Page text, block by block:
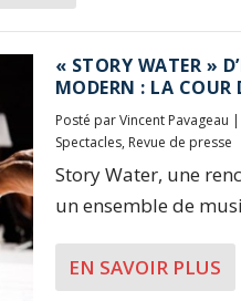
« STORY WATER »
MODERN : LA COUR
Posté parVincent Pavageau |
Spectacles, Revue de presse
Story Water, une
un ensemble de
EN SAVOIR PLUS